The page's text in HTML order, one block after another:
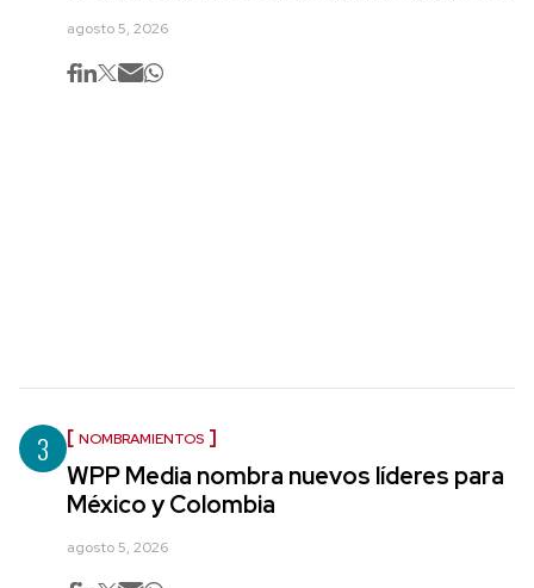
agosto 5, 2026
3 NOMBRAMIENTOS
WPP Media nombra nuevos líderes para
México y Colombia
agosto 5, 2026